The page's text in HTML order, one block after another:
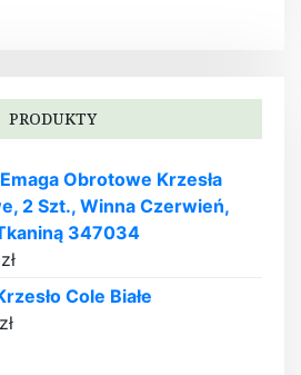
PRODUKTY
Obrotowe Krzesła
2 Szt., Winna Czerwień,
347034
zł
Cole Białe
zł